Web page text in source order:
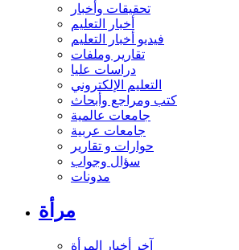
تحقيقات وأخبار
أخبار التعليم
فيديو أخبار التعليم
تقارير وملفات
دراسات عليا
التعليم الإلكتروني
كتب ومراجع وأبحاث
جامعات عالمية
جامعات عربية
حوارات و تقارير
سؤال وجواب
مدونات
مرأة
آخر أخبار المرأة